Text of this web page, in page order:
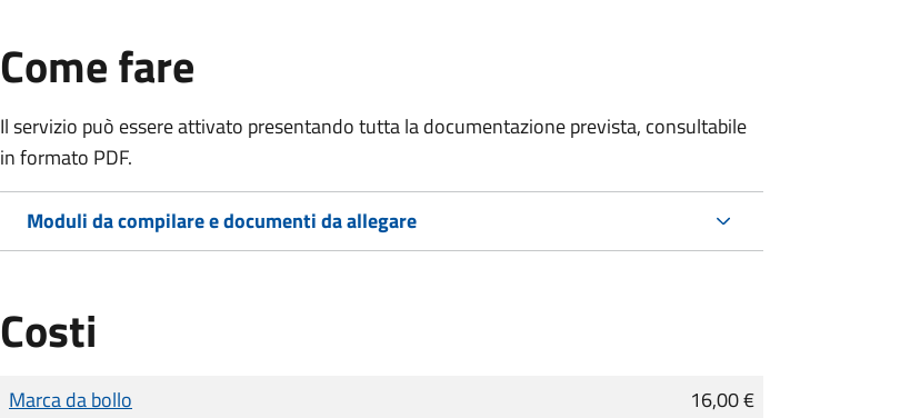
Come fare
Il servizio può essere attivato presentando tutta la documentazione prevista, consultabile
in formato PDF.
Moduli da compilare e documenti da allegare
Costi
Tipo di pagamento
Importo
Marca da bollo 16,00 €